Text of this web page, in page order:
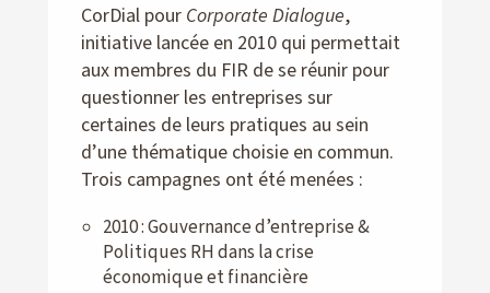
CorDial pour Corporate Dialogue,
initiative lancée en 2010 qui permettait
aux membres du FIR de se réunir pour
questionner les entreprises sur
certaines de leurs pratiques au sein
d’une thématique choisie en commun.
Trois campagnes ont été menées :
2010 : Gouvernance d’entreprise &
Politiques RH dans la crise
économique et financière